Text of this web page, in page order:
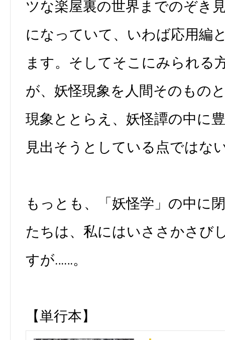
ツな楽屋裏の世界までのぞき
になっていて、いわば応用編
ます。そしてそこにみられる
が、妖怪現象を人間そのもの
現象ととらえ、妖怪譚の中に
見出そうとしている点ではな
もっとも、「妖怪学」の中に
たちは、私にはいささかさび
すが……。
【単行本】